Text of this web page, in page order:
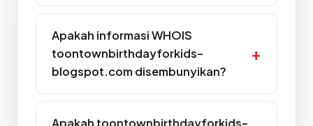
Apakah informasi WHOIS
toontownbirthdayforkids-
blogspot.com disembunyikan?
Apakah toontownbirthdayforkids-